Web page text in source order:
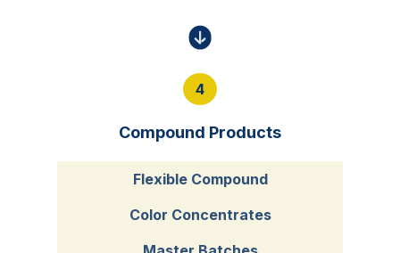
4
Compound Products
Flexible Compound
Color Concentrates